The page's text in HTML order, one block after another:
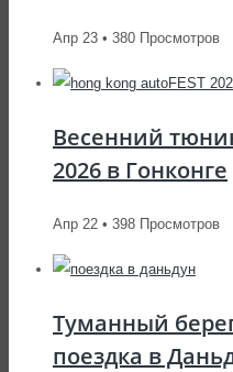
Апр 23 • 380 Просмотров
Весенний
2026 в Гонконге
Апр 22 • 398 Просмотров
Туманный
поездка в